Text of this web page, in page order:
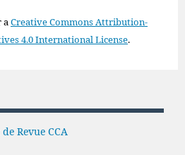
aCreative Commons Attribution-
4.0 International License.
Revue CCA